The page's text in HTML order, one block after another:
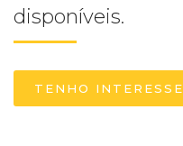
disponíveis.
TENHO INTERESSE